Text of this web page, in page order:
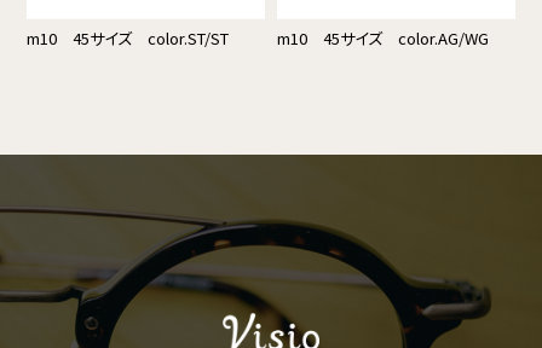
m10 45サイズ color.ST/ST m10 45サイズ color.AG/WG